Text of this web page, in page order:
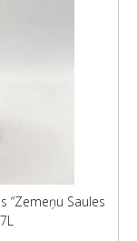
“Zemeņu Saules